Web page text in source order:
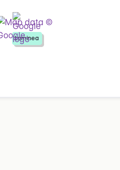
Luminea